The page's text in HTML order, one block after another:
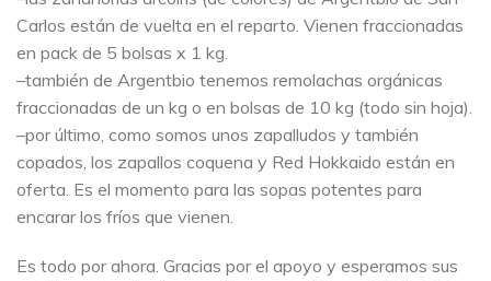
Carlos están de vuelta en el reparto. Vienen fraccionadas
en pack de 5 bolsas x 1 kg.
–también de Argentbio tenemos remolachas orgánicas
fraccionadas de un kg o en bolsas de 10 kg (todo sin hoja).
–por último, como somos unos zapalludos y también
copados, los zapallos coquena y Red Hokkaido están en
oferta. Es el momento para las sopas potentes para
encarar los fríos que vienen.
Es todo por ahora. Gracias por el apoyo y esperamos sus